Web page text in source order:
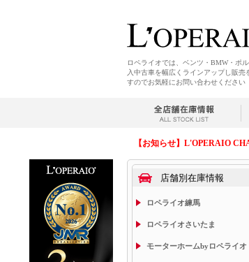
ロペライオでは、ベンツ・BMW・ポ
入中古車を幅広くラインアップし販
すのでお気軽にお問い合わせください
【お知らせ】L'OPERAIO
店舗別在庫情報
ロペライオ練馬
ロペライオさいたま
モーターホームbyロペライオ